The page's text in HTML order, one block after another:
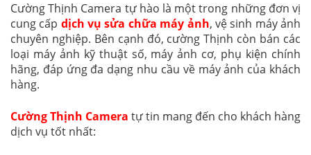
Cường Thịnh Camera tự hào là một trong những đơn vị
cung cấp dịch vụ sửa chữa máy ảnh, vệ sinh máy ảnh
chuyên nghiệp. Bên cạnh đó, cường Thịnh còn bán các
loại máy ảnh kỹ thuật số, máy ảnh cơ, phụ kiện chính
hãng, đáp ứng đa dạng nhu cầu về máy ảnh của khách
hàng.
Cường Thịnh Camera tự tin mang đến cho khách hàng
dịch vụ tốt nhất: